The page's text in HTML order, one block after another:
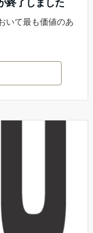
終了しました
いて最も価値のあ